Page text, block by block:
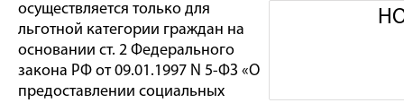
осуществляется только для
льготной категории граждан на
основании ст. 2 Федерального
закона РФ от 09.01.1997 N 5-ФЗ «О
предоставлении социальных